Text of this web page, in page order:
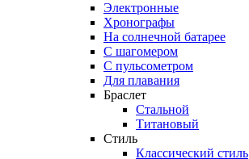
Электронные
Хронографы
На солнечной батарее
С шагомером
С пульсометром
Для плавания
Браслет
Стальной
Титановый
Стиль
Классический стиль